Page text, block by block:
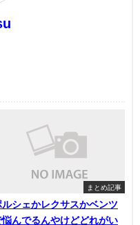
まとめ記事
ルシェかレクサスかベンツ
悩んでるんやけどどれがい